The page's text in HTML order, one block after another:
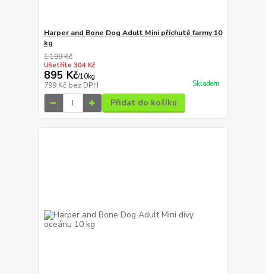
Harper and Bone Dog Adult Mini příchutě farmy 10
kg
1 199 Kč
Ušetříte 304 Kč
895 Kč/10kg
799 Kč bez DPH Skladem
Přidat do košíku